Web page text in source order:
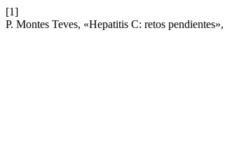
[1]
P. Montes Teves, «Hepatitis C: retos pendientes»,